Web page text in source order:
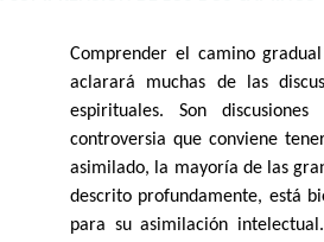
Comprender el camino
aclarará muchas de las
espirituales. Son
controversia que conviene
asimilado, la mayoría de las
descrito profundamente, está
para su asimilación